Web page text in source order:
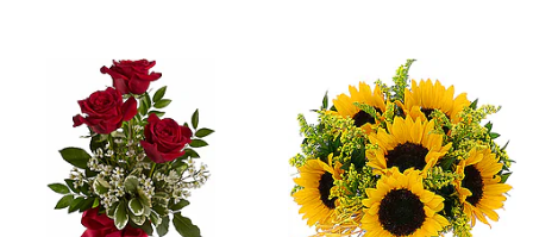
Bouquet di fiori